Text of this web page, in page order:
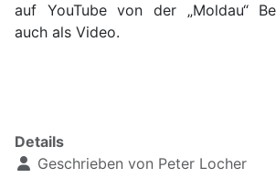
auf YouTube von der „Moldau“
auch als Video.
Details
Geschrieben von Peter Locher